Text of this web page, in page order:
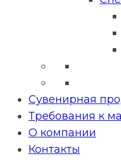
Сувенирная
Требования к
О компании
Контакты